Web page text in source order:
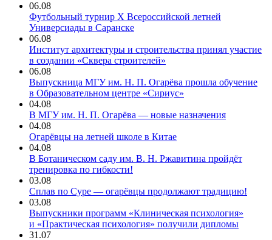
06.08
Футбольный турнир X Всероссийской летней
Универсиады в Саранске
06.08
Институт архитектуры и строительства принял участие
в создании «Сквера строителей»
06.08
Выпускница МГУ им. Н. П. Огарёва прошла обучение
в Образовательном центре «Сириус»
04.08
В МГУ им. Н. П. Огарёва — новые назначения
04.08
Огарёвцы на летней школе в Китае
04.08
В Ботаническом саду им. В. Н. Ржавитина пройдёт
тренировка по гибкости!
03.08
Сплав по Суре — огарёвцы продолжают традицию!
03.08
Выпускники программ «Клиническая психология»
и «Практическая психология» получили дипломы
31.07